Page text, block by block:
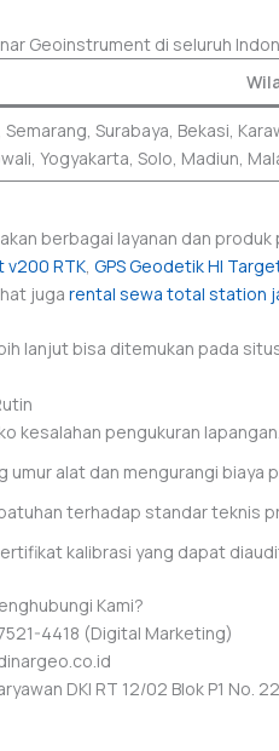
Geoinstrument di seluruh
Surabaya, Bekasi,
Yogyakarta, Solo, Madiun,
berbagai layanan dan
v200 RTK GPS Geodetik HI
juga rental sewa total station
lanjut bisa ditemukan pada
kesalahan pengukuran lapangan.
umur alat dan mengurangi biaya
terhadap standar teknis
kalibrasi yang dapat
Kami?
4418 (Digital Marketing)
DKI RT 12/02 Blok P1 No.